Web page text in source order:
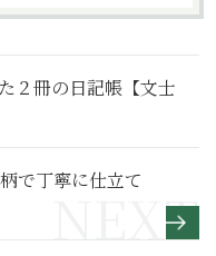
２冊の日記帳【文士
で丁寧に仕立て